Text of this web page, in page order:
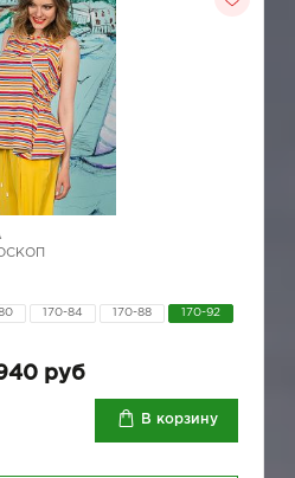
170-84 170-88 170-92
руб
В корзину